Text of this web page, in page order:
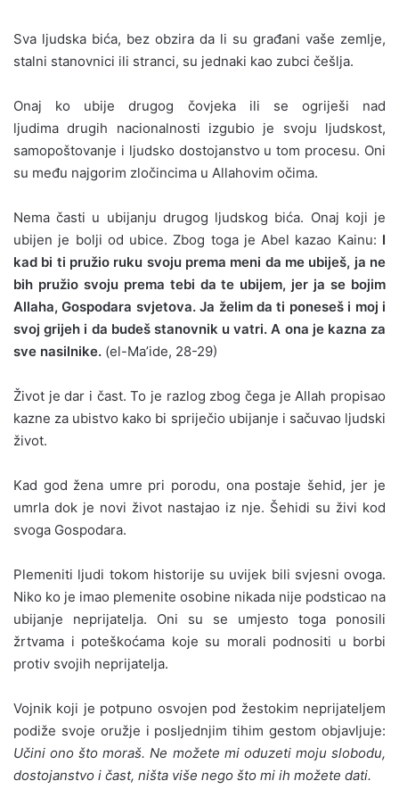
Sva ljudska bića, bez obzira da li su građani vaše zemlje,
stalni stanovnici ili stranci, su jednaki kao zubci češlja.
Onaj ko ubije drugog čovjeka ili se ogriješi nad
ljudima drugih nacionalnosti izgubio je svoju ljudskost,
samopoštovanje i ljudsko dostojanstvo u tom procesu. Oni
su među najgorim zločincima u Allahovim očima.
Nema časti u ubijanju drugog ljudskog bića. Onaj koji je
ubijen je bolji od ubice. Zbog toga je Abel kazao Kainu: I
kad bi ti pružio ruku svoju prema meni da me ubiješ, ja ne
bih pružio svoju prema tebi da te ubijem, jer ja se bojim
Allaha, Gospodara svjetova. Ja želim da ti poneseš i moj i
svoj grijeh i da budeš stanovnik u vatri. A ona je kazna za
sve nasilnike. (el-Ma’ide, 28-29)
Život je dar i čast. To je razlog zbog čega je Allah propisao
kazne za ubistvo kako bi spriječio ubijanje i sačuvao ljudski
život.
Kad god žena umre pri porodu, ona postaje šehid, jer je
umrla dok je novi život nastajao iz nje. Šehidi su živi kod
svoga Gospodara.
Plemeniti ljudi tokom historije su uvijek bili svjesni ovoga.
Niko ko je imao plemenite osobine nikada nije podsticao na
ubijanje neprijatelja. Oni su se umjesto toga ponosili
žrtvama i poteškoćama koje su morali podnositi u borbi
protiv svojih neprijatelja.
Vojnik koji je potpuno osvojen pod žestokim neprijateljem
podiže svoje oružje i posljednjim tihim gestom objavljuje:
Učini ono što moraš. Ne možete mi oduzeti moju slobodu,
dostojanstvo i čast, ništa više nego što mi ih možete dati.